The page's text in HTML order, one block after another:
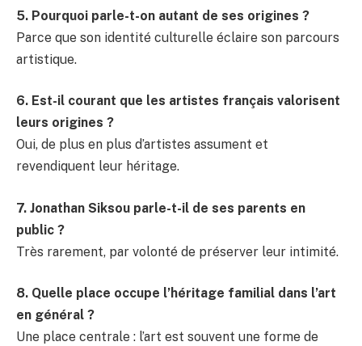
5. Pourquoi parle-t-on autant de ses origines ?
Parce que son identité culturelle éclaire son parcours
artistique.
6. Est-il courant que les artistes français valorisent
leurs origines ?
Oui, de plus en plus d’artistes assument et
revendiquent leur héritage.
7. Jonathan Siksou parle-t-il de ses parents en
public ?
Très rarement, par volonté de préserver leur intimité.
8. Quelle place occupe l’héritage familial dans l’art
en général ?
Une place centrale : l’art est souvent une forme de